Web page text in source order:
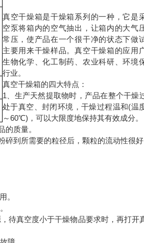
真空干燥箱是干燥箱系列的一种，它是
空泵将箱内的空气抽出，让箱内的大气
常压，使产品在一个很干净的状态下做
主要用来干燥样品。真空干燥箱的应用
生物化学、化工制药、农业科研、环境
行业。
真空干燥箱的四大特点：
1、生产天然提取物时，产品在整个干燥
处于真空、封闭环境，干燥过程温和(温
～60℃)，可以大限度地保持其有效成分。
质量。
碎到所需要的粒径后，颗粒的流动性很
。
待真空度小于干燥物品要求时，再打开